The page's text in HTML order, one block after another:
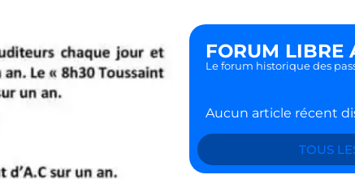
FORUM LIBRE
Le forum historique des
Aucun article récent
TOUS